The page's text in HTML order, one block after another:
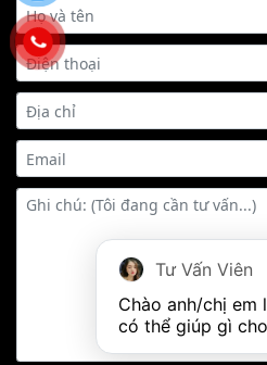
Tư Vấn Viên
Chào anh/chị em
có thể giúp gì